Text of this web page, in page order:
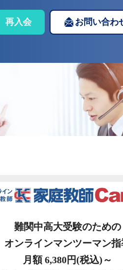
再入会 お問い合わ
難関中高大受験のための
オンラインマンツーマン指
月額 6,380円(税込)～